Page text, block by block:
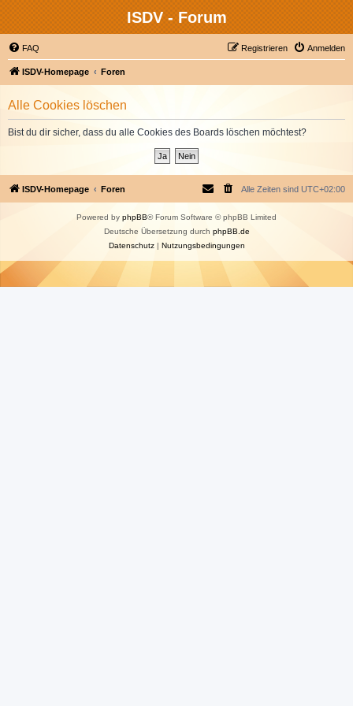
ISDV - Forum
FAQ Anmelden
Registrieren
ISDV-Homepage Foren
Alle Cookies löschen
Bist du dir sicher, dass du alle Cookies des Boards löschen möchtest?
ISDV-Homepage Foren Alle Zeiten sind UTC+02:00
Powered by phpBB® Forum Software © phpBB Limited
Deutsche Übersetzung durch phpBB.de
Datenschutz| Nutzungsbedingungen